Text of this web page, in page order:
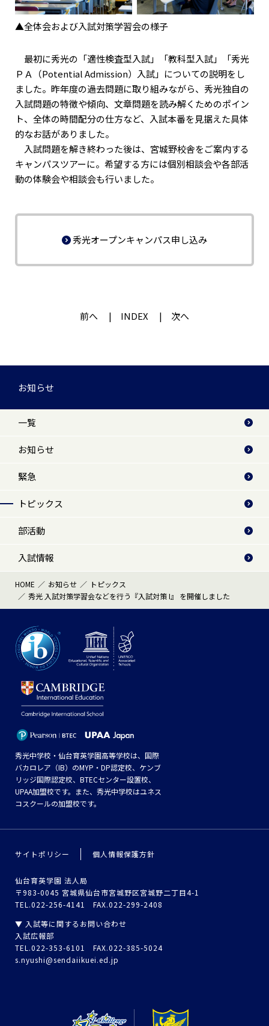
▲全体会および入試対策学習会の様子
最初に秀光の「適性検査型入試」「教科型入試」「秀光
ＰＡ（Potential Admission）入試」についての説明をし
ました。昨年度の過去問題に取り組みながら、秀光独自の
入試問題の特徴や傾向、文章問題を読み解くためのポイン
ト、全体の時間配分の仕方など、入試本番を見据えた具体
的なお話がありました。
入試問題を解き終わった後は、宮城野校舎をご案内する
キャンパスツアーに。希望する方には個別相談会や各部活
動の体験会や相談会も行いました。
秀光オープンキャンパス申し込み
前へ INDEX 次へ
お知らせ
一覧
お知らせ
緊急
トピックス
部活動
入試情報
HOME お知らせ
トピックス
秀光 入試対策学習会などを行う『入試対策 I』 を開催しました
秀光中学校・仙台育英学園高等学校は、国際
バカロレア（IB）のMYP・DP認定校、ケンブ
リッジ国際認定校、BTECセンター設置校、
UPAA加盟校です。また、秀光中学校はユネス
コスクールの加盟校です。
サイトポリシー 個人情報保護方針
仙台育英学園 法人局
〒983-0045 宮城県仙台市宮城野区宮城野二丁目4-1
TEL.022-256-4141 FAX.022-299-2408
▼ 入試等に関するお問い合わせ
入試広報部
TEL.022-353-6101 FAX.022-385-5024
s.nyushi@sendaiikuei.ed.jp